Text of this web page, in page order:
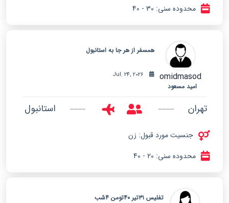
محدوده سنی: 30 - 40
omidmasod
امید مسعود
همسفر از هر جا به استانبول
تهران استانبول
جنسیت مورد قبول: زن
محدوده سنی: 20 - 40
تفلیس ۳۱تیر ۴۰تومن ۴شب